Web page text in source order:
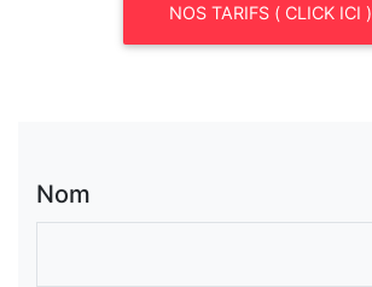
NOS TARIFS ( CLICK ICI )
Nom